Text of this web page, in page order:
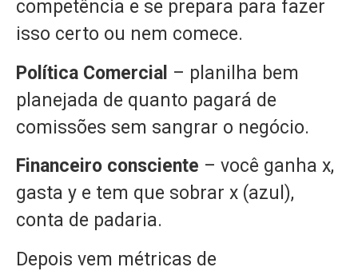
competência e se prepara para fazer
isso certo ou nem comece.
Política Comercial – planilha bem
planejada de quanto pagará de
comissões sem sangrar o negócio.
Financeiro consciente – você ganha x,
gasta y e tem que sobrar x (azul),
conta de padaria.
Depois vem métricas de